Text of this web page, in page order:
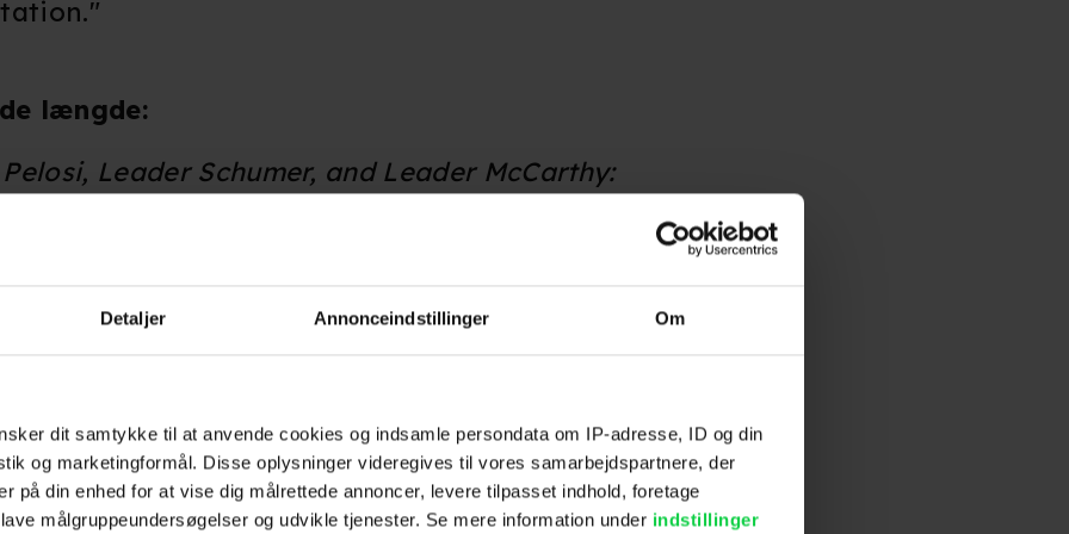
Detaljer Annonceindstillinger Om
dit samtykke til at anvende cookies og indsamle persondata om IP-adresse, ID og din
og marketingformål. Disse oplysninger videregives til vores samarbejdspartnere, der
på din enhed for at vise dig målrettede annoncer, levere tilpasset indhold, foretage
målgruppeundersøgelser og udvikle tjenester. Se mere information under indstillinger
længde:
Leader Schumer, and Leader McCarthy:
challenging time for our country. As you consider
we ask you to prioritize assistance for the
beloved movie theaters.
many businesses that need relief. Movie theaters
to redirect unallocated funds from the CARES Act to
have suffered the steepest revenue drops due to the
such as the RESTART Act (S. 3814/H.R. 7481).
circumstances, theaters may not survive the impact